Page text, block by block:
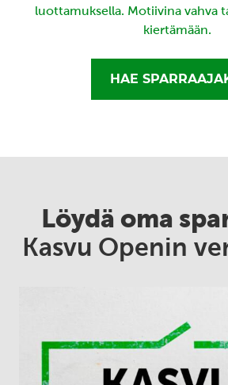
luottamuksella. Motiivina vahva
kiertämään.
HAE
Löydä oma
Kasvu Openin